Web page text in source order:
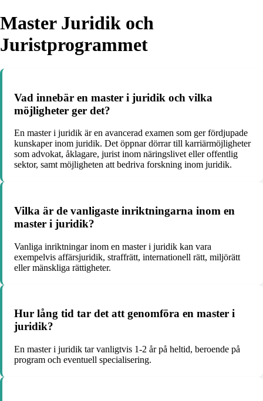
Master Juridik och
Juristprogrammet
Vad innebär en master i juridik och vilka
möjligheter ger det?
En master i juridik är en avancerad examen som ger fördjupade
kunskaper inom juridik. Det öppnar dörrar till karriärmöjligheter
som advokat, åklagare, jurist inom näringslivet eller offentlig
sektor, samt möjligheten att bedriva forskning inom juridik.
Vilka är de vanligaste inriktningarna inom en
master i juridik?
Vanliga inriktningar inom en master i juridik kan vara
exempelvis affärsjuridik, straffrätt, internationell rätt, miljörätt
eller mänskliga rättigheter.
Hur lång tid tar det att genomföra en master i
juridik?
En master i juridik tar vanligtvis 1-2 år på heltid, beroende på
program och eventuell specialisering.